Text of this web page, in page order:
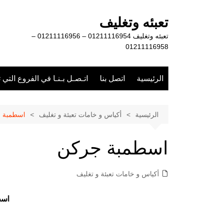
تعبئه وتغليف
تعبئه وتغليف 01211116954 – 01211116956 –
01211116958
الرئيسية اتصل بنا اتـصـل بـنـا في الفروع
الرئيسية أكياس و خامات تعبئة و تغليف
اسطمبة جركن
أكياس و خامات تعبئة و تغليف